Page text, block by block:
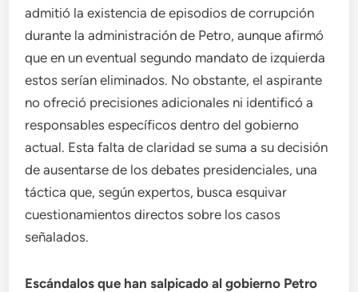
admitió la existencia de episodios de corrupción
durante la administración de Petro, aunque afirmó
que en un eventual segundo mandato de izquierda
estos serían eliminados. No obstante, el aspirante
no ofreció precisiones adicionales ni identificó a
responsables específicos dentro del gobierno
actual. Esta falta de claridad se suma a su decisión
de ausentarse de los debates presidenciales, una
táctica que, según expertos, busca esquivar
cuestionamientos directos sobre los casos
señalados.
Escándalos que han salpicado al gobierno Petro